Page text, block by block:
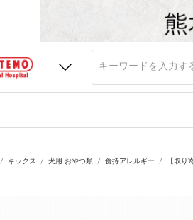
キックス 犬用 おやつ類 食持アレルギー 【取り